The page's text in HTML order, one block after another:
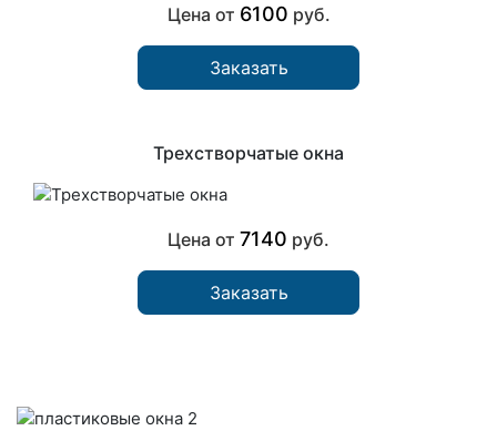
Цена от 6100 руб.
Заказать
Трехстворчатые окна
Цена от 7140 руб.
Заказать